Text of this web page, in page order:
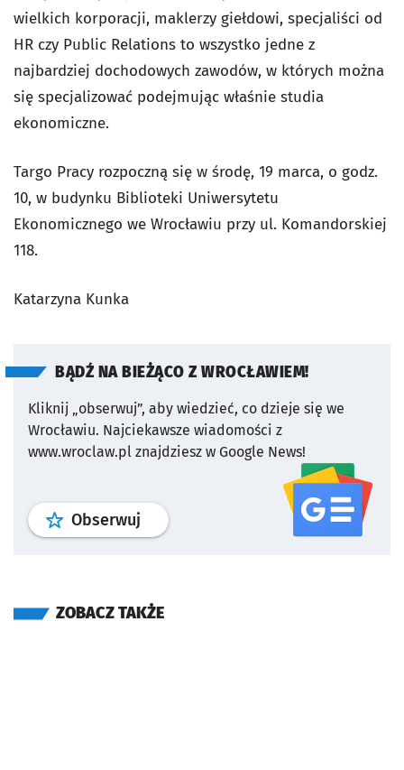
wielkich korporacji, maklerzy giełdowi, specjaliści od
HR czy Public Relations to wszystko jedne z
najbardziej dochodowych zawodów, w których można
się specjalizować podejmując właśnie studia
ekonomiczne.
Targo Pracy rozpoczną się w środę, 19 marca, o godz.
10, w budynku Biblioteki Uniwersytetu
Ekonomicznego we Wrocławiu przy ul. Komandorskiej
118.
Katarzyna Kunka
BĄDŹ NA BIEŻĄCO Z WROCŁAWIEM!
Kliknij „obserwuj”, aby wiedzieć, co dzieje się we
Wrocławiu. Najciekawsze wiadomości z
www.wroclaw.pl znajdziesz w Google News!
Obserwuj profil serwisu
ZOBACZ TAKŻE